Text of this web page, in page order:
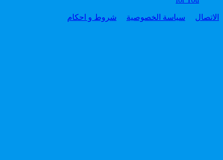
الاتصال سياسة الخصوصية شروط و احكام